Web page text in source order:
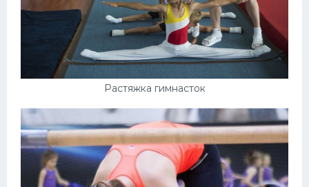
Растяжка гимнасток